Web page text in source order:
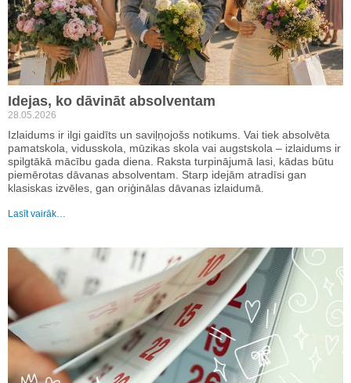
Idejas, ko dāvināt absolventam
28.05.2026
Izlaidums ir ilgi gaidīts un saviļņojošs notikums. Vai tiek absolvēta
pamatskola, vidusskola, mūzikas skola vai augstskola – izlaidums ir
spilgtākā mācību gada diena. Raksta turpinājumā lasi, kādas būtu
piemērotas dāvanas absolventam. Starp idejām atradīsi gan
klasiskas izvēles, gan oriģinālas dāvanas izlaidumā.
Lasīt vairāk…